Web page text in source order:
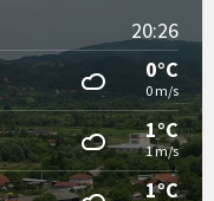
20:26
0°C
0 m/s
1°C
1 m/s
1°C